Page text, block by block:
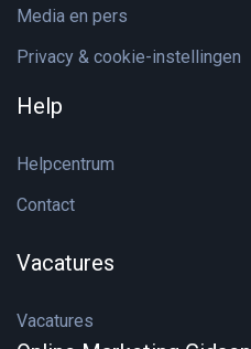
Media en pers
Privacy & cookie-instellingen
Help
Helpcentrum
Contact
Vacatures
Vacatures